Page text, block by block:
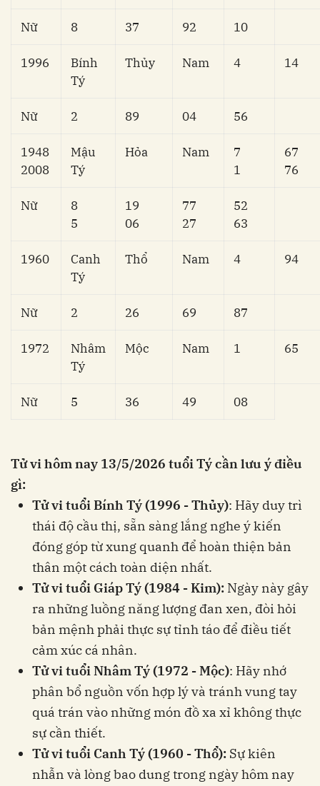
Nữ 8 37 92 10
1996
Bính
Tý
Thủy Nam 4 14
Nữ 2 89 04 56
1948
2008
Mậu
Tý
Hỏa Nam
7
1
67
76
Nữ
8
5
19
06
77
27
52
63
1960
Canh
Tý
Thổ Nam 4 94
Nữ 2 26 69 87
1972
Nhâm
Tý
Mộc Nam 1 65
Nữ 5 36 49 08
Tử vi hôm nay 13/5/2026 tuổi Tý cần lưu ý điều
gì:
Tử vi tuổi Bính Tý (1996 - Thủy): Hãy duy trì
thái độ cầu thị, sẵn sàng lắng nghe ý kiến
đóng góp từ xung quanh để hoàn thiện bản
thân một cách toàn diện nhất.
Tử vi tuổi Giáp Tý (1984 - Kim): Ngày này gây
ra những luồng năng lượng đan xen, đòi hỏi
bản mệnh phải thực sự tỉnh táo để điều tiết
cảm xúc cá nhân.
Tử vi tuổi Nhâm Tý (1972 - Mộc): Hãy nhớ
phân bổ nguồn vốn hợp lý và tránh vung tay
quá trán vào những món đồ xa xỉ không thực
sự cần thiết.
Tử vi tuổi Canh Tý (1960 - Thổ): Sự kiên
nhẫn và lòng bao dung trong ngày hôm nay